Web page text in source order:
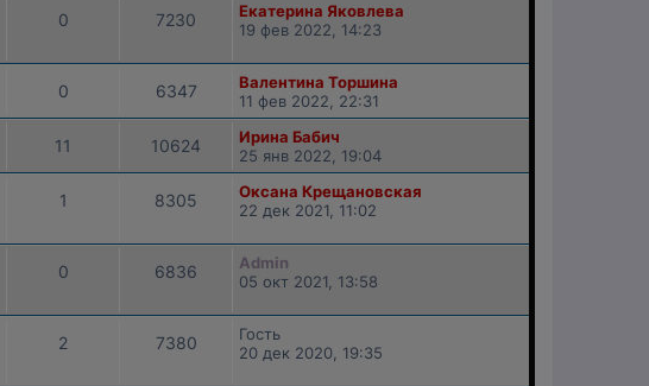
0 7230
Екатерина Яковлева
19 фев 2022, 14:23
0 6347
Валентина Торшина
11 фев 2022, 22:31
11 10624
Ирина Бабич
25 янв 2022, 19:04
1 8305
Оксана Крещановская
22 дек 2021, 11:02
0 6836
Admin
05 окт 2021, 13:58
2 7380
Гость
20 дек 2020, 19:35